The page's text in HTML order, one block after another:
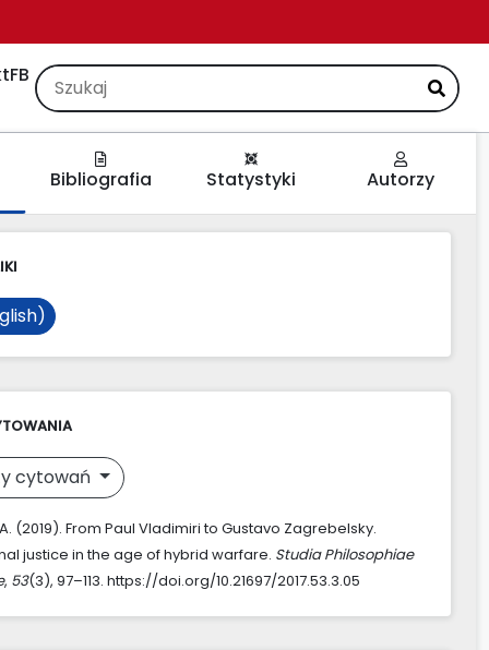
FB
Bibliografia Statystyki Autorzy
cytowań
(2019). From Paul Vladimiri to Gustavo Zagrebelsky.
justice in the age of hybrid warfare. Studia Philosophiae
, 53(3), 97–113. https://doi.org/10.21697/2017.53.3.05